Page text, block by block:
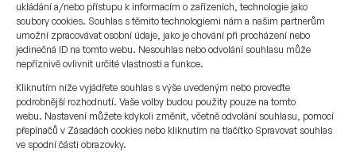
ukládání a/nebo přístupu k informacím o zařízeních, technologie jako
soubory cookies. Souhlas s těmito technologiemi nám a našim partnerům
umožní zpracovávat osobní údaje, jako je chování při procházení nebo
jedinečná ID na tomto webu. Nesouhlas nebo odvolání souhlasu může
nepříznivě ovlivnit určité vlastnosti a funkce.
Kliknutím níže vyjádřete souhlas s výše uvedeným nebo proveďte
podrobnější rozhodnutí. Vaše volby budou použity pouze na tomto
webu. Nastavení můžete kdykoli změnit, včetně odvolání souhlasu, pomocí
přepínačů v Zásadách cookies nebo kliknutím na tlačítko Spravovat souhlas
ve spodní části obrazovky.
futures…
Jan Sušánka 25. 12. 2016